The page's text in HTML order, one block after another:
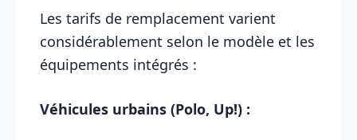
Les tarifs de remplacement varient
considérablement selon le modèle et les
équipements intégrés :
Véhicules urbains (Polo, Up!) :